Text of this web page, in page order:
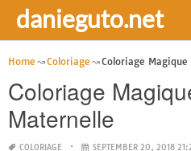
danieguto.net
Home Coloriage Coloriage
Coloriage
Maternelle
COLORIAGE SEPTEMBER 20, 2018